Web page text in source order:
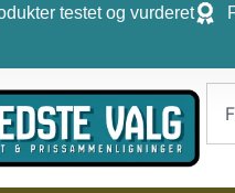
testet og vurderet